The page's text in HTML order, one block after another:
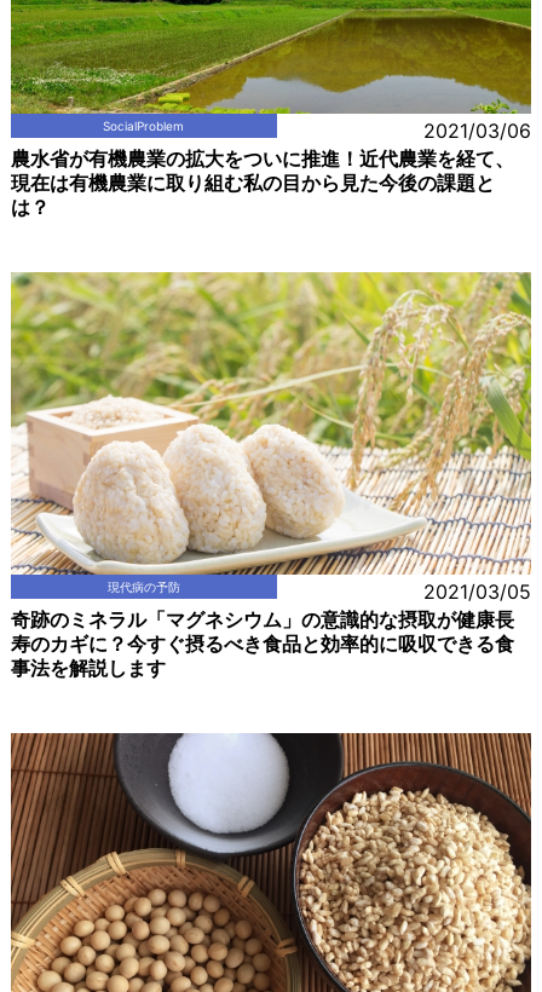
SocialProblem 2021/03/06
農水省が有機農業の拡大をついに推進！近代農業を経て、
現在は有機農業に取り組む私の目から見た今後の課題と
は？
現代病の予防 2021/03/05
奇跡のミネラル「マグネシウム」の意識的な摂取が健康長
寿のカギに？今すぐ摂るべき食品と効率的に吸収できる食
事法を解説します